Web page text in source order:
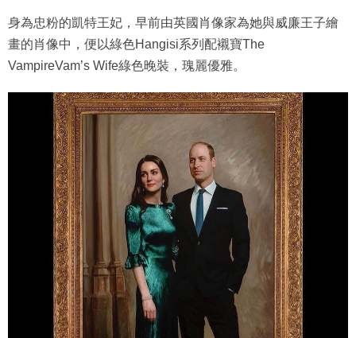
身為忠粉的凱特王妃，早前由英國肖像家為她與威廉王子繪
畫的肖像中，便以綠色Hangisi系列配襯寶The
VampireVam’s Wife綠色晚裝，瑰麗優雅。